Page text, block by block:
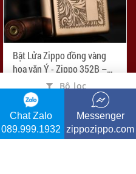
Bật Lửa Zippo đồng vàng
hoa văn Ý - Zippo 352B –
Zippo Venetian Brass
1.100.000
1.200.000
14.436
Bộ lọc
Chat Zalo
089.999.1932
Messenger
zippozippo.com